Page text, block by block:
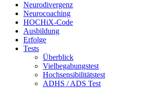
Neurodivergenz
Neurocoaching
HOCHiX-Code
Ausbildung
Erfolge
Tests
Überblick
Vielbegabungstest
Hochsensibilitätstest
ADHS / ADS Test